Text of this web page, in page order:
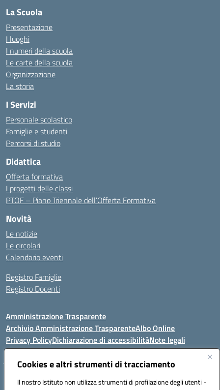
Cookies e altri strumenti di tracciamento
Il nostro Istituto non utilizza strumenti di profilazione degli utenti -
La Scuola
Presentazione
I luoghi
I numeri della scuola
Le carte della scuola
Organizzazione
La storia
I Servizi
Personale scolastico
Famiglie e studenti
Percorsi di studio
Didattica
Offerta formativa
I progetti delle classi
PTOF – Piano Triennale dell’Offerta Formativa
Novità
Le notizie
Le circolari
Calendario eventi
Registro Famiglie
Registro Docenti
Amministrazione Trasparente
Archivio Amministrazione TrasparenteAlbo Online
Privacy PolicyDichiarazione di accessibilitàNote legali
Istituto Comprensivo Statale